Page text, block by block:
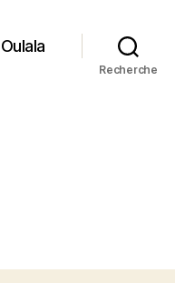
Oulala
Recherche